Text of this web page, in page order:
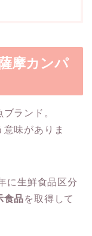
摩カンパ
ランド。
味がありま
に生鮮食品区分
食品を取得して